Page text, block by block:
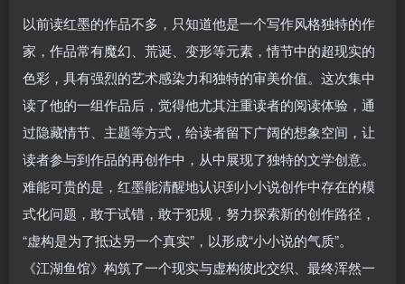
以前读红墨的作品不多，只知道他是一个写作风格独特的作
家，作品常有魔幻、荒诞、变形等元素，情节中的超现实的
色彩，具有强烈的艺术感染力和独特的审美价值。这次集中
读了他的一组作品后，觉得他尤其注重读者的阅读体验，通
过隐藏情节、主题等方式，给读者留下广阔的想象空间，让
读者参与到作品的再创作中，从中展现了独特的文学创意。
难能可贵的是，红墨能清醒地认识到小小说创作中存在的模
式化问题，敢于试错，敢于犯规，努力探索新的创作路径，
“虚构是为了抵达另一个真实”，以形成“小小说的气质”。
《江湖鱼馆》构筑了一个现实与虚构彼此交织、最终浑然一